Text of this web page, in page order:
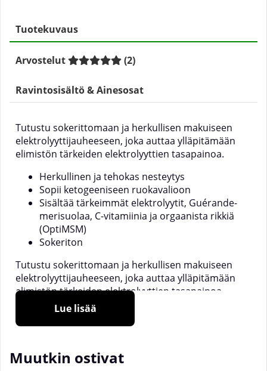
Tuotekuvaus
Arvostelut (2)
Ravintosisältö & Ainesosat
Tutustu sokerittomaan ja herkullisen makuiseen
elektrolyyttijauheeseen, joka auttaa ylläpitämään
elimistön tärkeiden elektrolyyttien tasapainoa.
Herkullinen ja tehokas nesteytys
Sopii ketogeeniseen ruokavalioon
Sisältää tärkeimmät elektrolyytit, Guérande-
merisuolaa, C-vitamiinia ja orgaanista rikkiä
(OptiMSM)
Sokeriton
Tutustu sokerittomaan ja herkullisen makuiseen
elektrolyyttijauheeseen, joka auttaa ylläpitämään
elimistön tärkeiden elektrolyyttien tasapainoa.
Elektrolyyttijauhe toimii nesteytyksen tukena.
Elektrolyyttilisästä voi olla hyötyä, kun elimistö
urheilusuoritusten, saunomisen, kuumien
kesäpäivien tai runsaan hikoilun yhteydessä. Se
Lue lisää
Muutkin ostivat